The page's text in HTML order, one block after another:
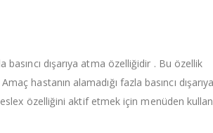
dışarıya atma özelliğidir . Bu özellik
hastanın alamadığı fazla basıncı dışarıya
özelliğini aktif etmek için menüden